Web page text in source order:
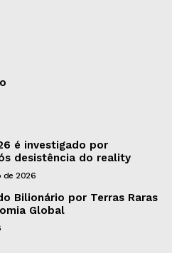
é investigado por
desistência do reality
de 2026
Bilionário por Terras Raras
Global